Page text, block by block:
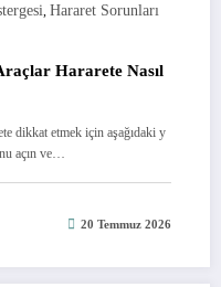
Hararet Sorunları
Hararete Nasıl
dikkat etmek için aşağıdaki y
açın ve…
20 Temmuz 2026